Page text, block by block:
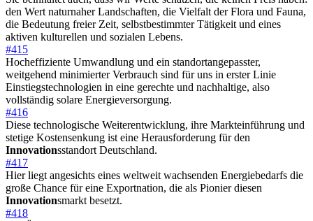
den Wert naturnaher Landschaften, die Vielfalt der Flora und Fauna,
die Bedeutung freier Zeit, selbstbestimmter Tätigkeit und eines
aktiven kulturellen und sozialen Lebens.
#415
Hocheffiziente Umwandlung und ein standortangepasster,
weitgehend minimierter Verbrauch sind für uns in erster Linie
Einstiegstechnologien in eine gerechte und nachhaltige, also
vollständig solare Energieversorgung.
#416
Diese technologische Weiterentwicklung, ihre Markteinführung und
stetige Kostensenkung ist eine Herausforderung für den
Innovationsstandort Deutschland.
#417
Hier liegt angesichts eines weltweit wachsenden Energiebedarfs die
große Chance für eine Exportnation, die als Pionier diesen
Innovationsmarkt besetzt.
#418